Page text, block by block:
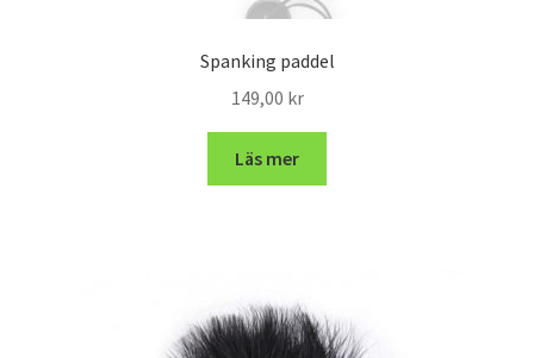
Spanking paddel
149,00 kr
Läs mer